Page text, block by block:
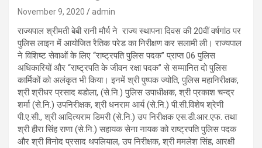
November 9, 2020 admin
राज्यपाल श्रीमती बेबी रानी मौर्य ने राज्य स्थापना दिवस की 20वीं वर्षगांठ पर
पुलिस लाइन में आयोजित रैतिक परेड का निरीक्षण कर सलामी ली। राज्यपाल
ने विशिष्ट सेवाओं के लिए ‘‘राष्ट्रपति पुलिस पदक’’ प्राप्त 06 पुलिस
अधिकारियों और ‘‘राष्ट्रपति के जीवन रक्षा पदक’’ से सम्मानित दो पुलिस
कार्मिकों को अलंकृत भी किया। इनमें श्री पुष्पक ज्योति, पुलिस महानिरीक्षक,
श्री श्रीधर प्रसाद बडोला, (से.नि.) पुलिस उपाधीक्षक, श्री प्रकाश चन्द्र
शर्मा (से.नि.) उपनिरीक्षक, श्री धनराम आर्य (से.नि.) पी.सी.विशेष श्रेणी
पी.ए.सी., श्री आदित्यराम डिमरी (से.नि.) उप निरीक्षक एस.डी.आर.एफ. तथा
श्री हीरा सिंह राणा (से.नि.) सहायक सेना नायक को राष्ट्रपति पुलिस पदक
और श्री विनोद प्रसाद थपलियाल, उप निरीक्षक, श्री ममलेश सिंह, आरक्षी